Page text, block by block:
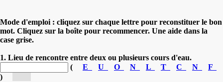
Mode d'emploi : cliquez sur chaque lettre pour reconstituer le bon
mot. Cliquez sur la boîte pour recommencer. Une aide dans la
case grise.
1. Lieu de rencontre entre deux ou plusieurs cours d'eau.
(
E U O N L T C N
F
)